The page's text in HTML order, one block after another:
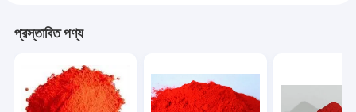
প্রস্তাবিত পণ্য